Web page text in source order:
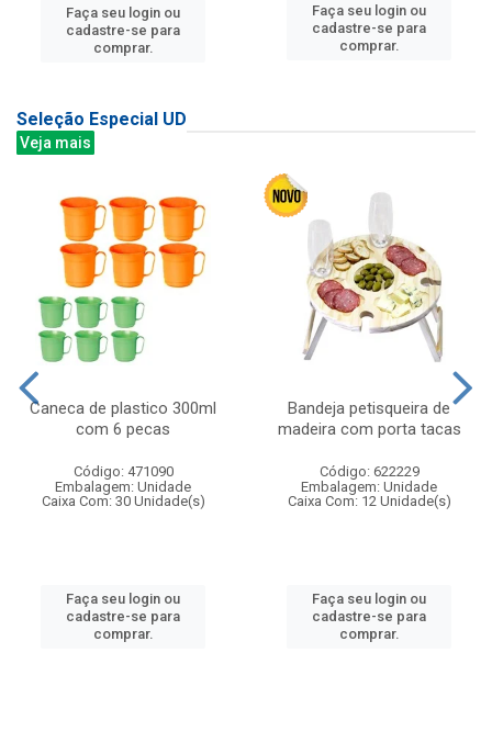
Faça seu login ou
cadastre-se para
comprar.
Faça seu login ou
cadastre-se para
comprar.
Seleção Especial UD
Veja mais
Caneca de plastico 300ml
com 6 pecas
Código: 471090
Embalagem: Unidade
Caixa Com: 30 Unidade(s)
Faça seu login ou
cadastre-se para
comprar.
Bandeja petisqueira de
madeira com porta tacas
Código: 622229
Embalagem: Unidade
Caixa Com: 12 Unidade(s)
Faça seu login ou
cadastre-se para
comprar.